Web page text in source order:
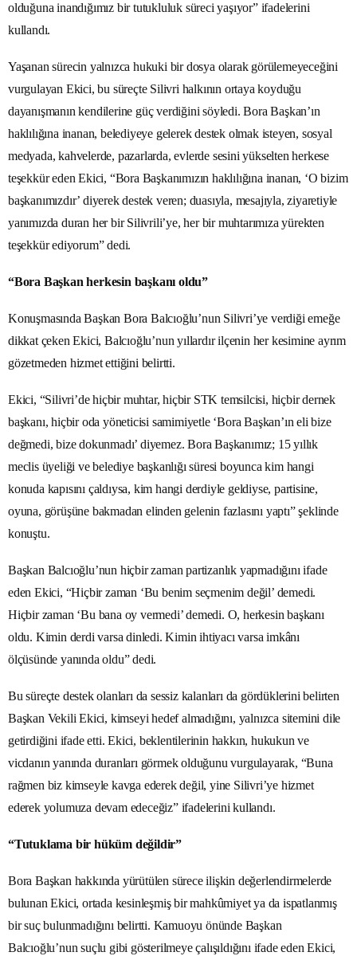
olduğuna inandığımız bir tutukluluk süreci yaşıyor” ifadelerini
kullandı.
Yaşanan sürecin yalnızca hukuki bir dosya olarak görülemeyeceğini
vurgulayan Ekici, bu süreçte Silivri halkının ortaya koyduğu
dayanışmanın kendilerine güç verdiğini söyledi. Bora Başkan’ın
haklılığına inanan, belediyeye gelerek destek olmak isteyen, sosyal
medyada, kahvelerde, pazarlarda, evlerde sesini yükselten herkese
teşekkür eden Ekici, “Bora Başkanımızın haklılığına inanan, ‘O bizim
başkanımızdır’ diyerek destek veren; duasıyla, mesajıyla, ziyaretiyle
yanımızda duran her bir Silivrili’ye, her bir muhtarımıza yürekten
teşekkür ediyorum” dedi.
“Bora Başkan herkesin başkanı oldu”
Konuşmasında Başkan Bora Balcıoğlu’nun Silivri’ye verdiği emeğe
dikkat çeken Ekici, Balcıoğlu’nun yıllardır ilçenin her kesimine ayrım
gözetmeden hizmet ettiğini belirtti.
Ekici, “Silivri’de hiçbir muhtar, hiçbir STK temsilcisi, hiçbir dernek
başkanı, hiçbir oda yöneticisi samimiyetle ‘Bora Başkan’ın eli bize
değmedi, bize dokunmadı’ diyemez. Bora Başkanımız; 15 yıllık
meclis üyeliği ve belediye başkanlığı süresi boyunca kim hangi
konuda kapısını çaldıysa, kim hangi derdiyle geldiyse, partisine,
oyuna, görüşüne bakmadan elinden gelenin fazlasını yaptı” şeklinde
konuştu.
Başkan Balcıoğlu’nun hiçbir zaman partizanlık yapmadığını ifade
eden Ekici, “Hiçbir zaman ‘Bu benim seçmenim değil’ demedi.
Hiçbir zaman ‘Bu bana oy vermedi’ demedi. O, herkesin başkanı
oldu. Kimin derdi varsa dinledi. Kimin ihtiyacı varsa imkânı
ölçüsünde yanında oldu” dedi.
Bu süreçte destek olanları da sessiz kalanları da gördüklerini belirten
Başkan Vekili Ekici, kimseyi hedef almadığını, yalnızca sitemini dile
getirdiğini ifade etti. Ekici, beklentilerinin hakkın, hukukun ve
vicdanın yanında duranları görmek olduğunu vurgulayarak, “Buna
rağmen biz kimseyle kavga ederek değil, yine Silivri’ye hizmet
ederek yolumuza devam edeceğiz” ifadelerini kullandı.
“Tutuklama bir hüküm değildir”
Bora Başkan hakkında yürütülen sürece ilişkin değerlendirmelerde
bulunan Ekici, ortada kesinleşmiş bir mahkûmiyet ya da ispatlanmış
bir suç bulunmadığını belirtti. Kamuoyu önünde Başkan
Balcıoğlu’nun suçlu gibi gösterilmeye çalışıldığını ifade eden Ekici,